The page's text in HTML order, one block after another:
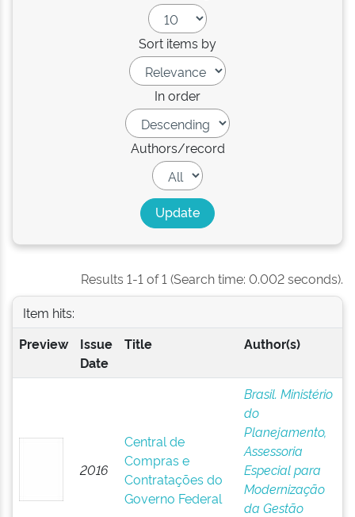
Sort items by
In order
Authors/record
Results 1-1 of 1 (Search time: 0.002 seconds).
Item hits:
Preview
Issue
Date
Title Author(s)
2016
Central de
Compras e
Contratações do
Governo Federal
Brasil. Ministério
do
Planejamento,
Assessoria
Especial para
Modernização
da Gestão